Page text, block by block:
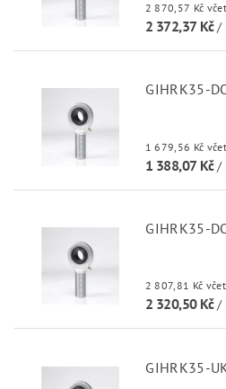
2
2 372,37 Kč/
GIHRK35-
1
1 388,07 Kč/
GIHRK35-
2
2 320,50 Kč/
GIHRK35-